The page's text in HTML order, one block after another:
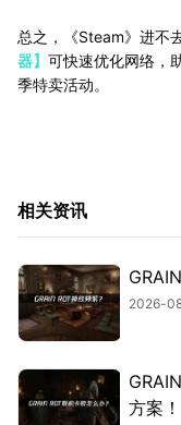
总之，《Steam》进不
器】 可快速优化网络，
季特卖活动。
相关资讯
2026-
方案！